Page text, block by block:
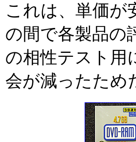
これは、単価が
の間で各製品の
の相性テスト用
会が減ったため